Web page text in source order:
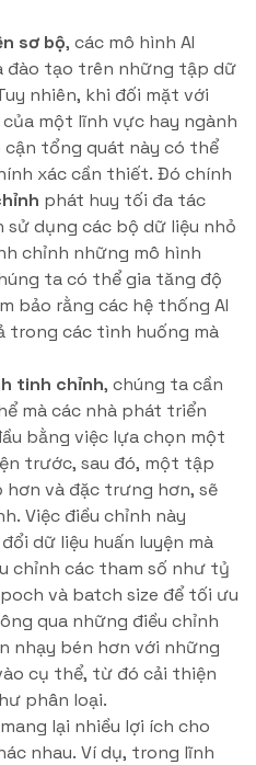
sơ bộ, các mô hình AI
đào tạo trên những tập dữ
nhiên, khi đối mặt với
một lĩnh vực hay ngành
tổng quát này có thể
xác cần thiết. Đó chính
phát huy tối đa tác
sử dụng các bộ dữ liệu nhỏ
chỉnh những mô hình
ta có thể gia tăng độ
bảo rằng các hệ thống AI
trong các tình huống mà
tinh chỉnh, chúng ta cần
mà các nhà phát triển
bằng việc lựa chọn một
trước, sau đó, một tập
và đặc trưng hơn, sẽ
Việc điều chỉnh này
dữ liệu huấn luyện mà
chỉnh các tham số như tỷ
và batch size để tối ưu
qua những điều chỉnh
nhạy bén hơn với những
cụ thể, từ đó cải thiện
phân loại.
lại nhiều lợi ích cho
nhau. Ví dụ, trong lĩnh